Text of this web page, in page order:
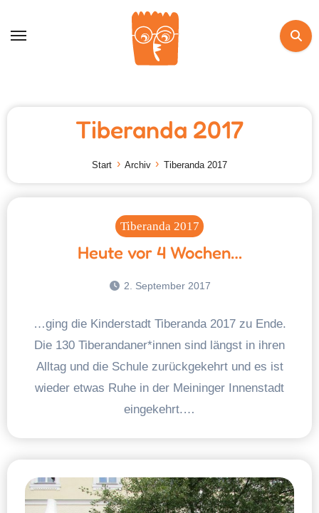
Inhalt
Tiberanda 2017
Start Archiv Tiberanda 2017
Tiberanda 2017
Heute vor 4 Wochen…
2. September 2017
…ging die Kinderstadt Tiberanda 2017 zu Ende.
Die 130 Tiberandaner*innen sind längst in ihren
Alltag und die Schule zurückgekehrt und es ist
wieder etwas Ruhe in der Meininger Innenstadt
eingekehrt.…